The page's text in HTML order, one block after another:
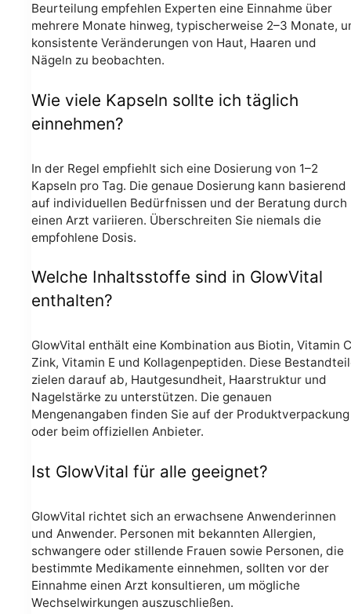
Beurteilung empfehlen Experten eine Einnahme über
mehrere Monate hinweg, typischerweise 2–3 Monate,
konsistente Veränderungen von Haut, Haaren und
Nägeln zu beobachten.
Wie viele Kapseln sollte ich täglich
einnehmen?
In der Regel empfiehlt sich eine Dosierung von 1–2
Kapseln pro Tag. Die genaue Dosierung kann basierend
auf individuellen Bedürfnissen und der Beratung durch
einen Arzt variieren. Überschreiten Sie niemals die
empfohlene Dosis.
Welche Inhaltsstoffe sind in GlowVital
enthalten?
GlowVital enthält eine Kombination aus Biotin, Vitamin
Zink, Vitamin E und Kollagenpeptiden. Diese
zielen darauf ab, Hautgesundheit, Haarstruktur und
Nagelstärke zu unterstützen. Die genauen
Mengenangaben finden Sie auf der Produktverpackung
oder beim offiziellen Anbieter.
Ist GlowVital für alle geeignet?
GlowVital richtet sich an erwachsene Anwenderinnen
und Anwender. Personen mit bekannten Allergien,
schwangere oder stillende Frauen sowie Personen, die
bestimmte Medikamente einnehmen, sollten vor der
Einnahme einen Arzt konsultieren, um mögliche
Wechselwirkungen auszuschließen.